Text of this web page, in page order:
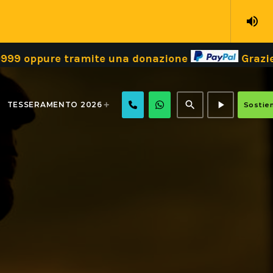
volume_up
tramite una donazione Grazie! Dona
TESSERAMENTO 2026 search play_arrow